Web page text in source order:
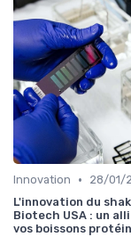
Innovation •
28/01/
L'innovation du
Biotech USA : un
vos boissons